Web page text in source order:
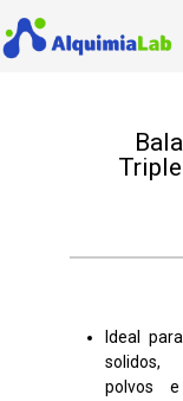
Ideal
solidos,
polvos